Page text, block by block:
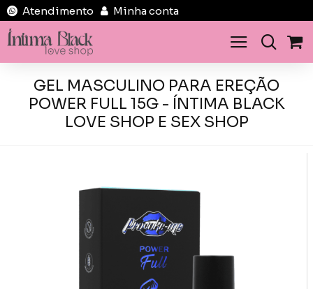
Atendimento Minha conta
GEL MASCULINO PARA EREÇÃO
POWER FULL 15G - ÍNTIMA BLACK
LOVE SHOP E SEX SHOP